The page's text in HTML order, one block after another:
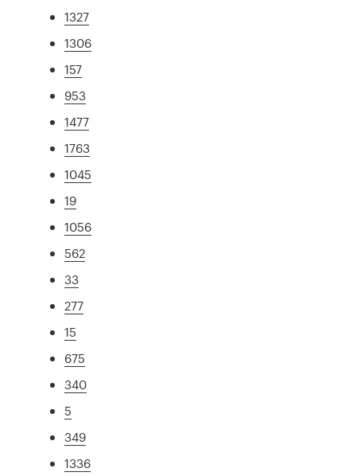
1327
1306
157
953
1477
1763
1045
19
1056
562
33
277
15
675
340
5
349
1336